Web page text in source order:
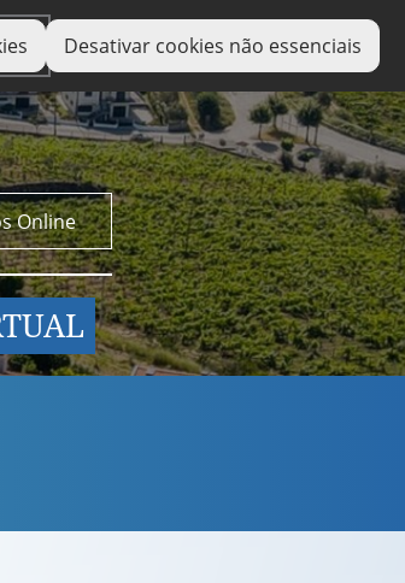
Desativar cookies não essenciais
Online